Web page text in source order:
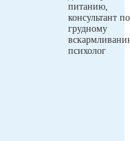
питанию,
консультант по
грудному
психолог